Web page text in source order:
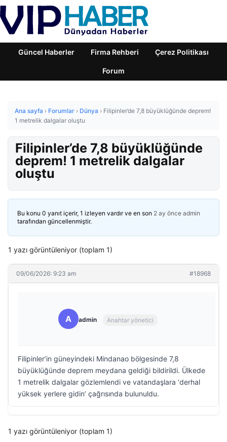
Güncel Haberler Firma Rehberi Çerez Politikası
Forum
Ana sayfa › Forumlar › Dünya › Filipinler’de 7,8 büyüklüğünde deprem!
1 metrelik dalgalar oluştu
Filipinler’de 7,8 büyüklüğünde
deprem! 1 metrelik dalgalar
oluştu
Bu konu 0 yanıt içerir, 1 izleyen vardır ve en son 2 ay önce admin
tarafından güncellenmiştir.
1 yazı görüntüleniyor (toplam 1)
09/06/2026: 9:23 am #18968
A admin Anahtar yönetici
Filipinler’in güneyindeki Mindanao bölgesinde 7,8
büyüklüğünde deprem meydana geldiği bildirildi. Ülkede
1 metrelik dalgalar gözlemlendi ve vatandaşlara ‘derhal
yüksek yerlere gidin’ çağrısında bulunuldu.
1 yazı görüntüleniyor (toplam 1)